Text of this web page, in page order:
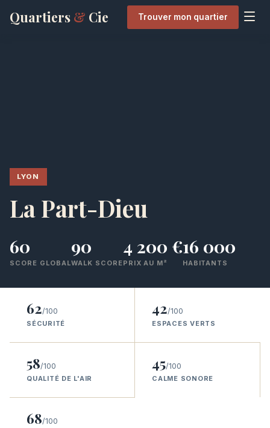
Quartiers & Cie Trouver mon quartier
LYON
La Part-Dieu
60
SCORE GLOBAL
90
WALK SCORE
4 200 €
PRIX AU M²
16 000
HABITANTS
62/100
SÉCURITÉ
42/100
ESPACES VERTS
58/100
QUALITÉ DE L'AIR
45/100
CALME SONORE
68/100